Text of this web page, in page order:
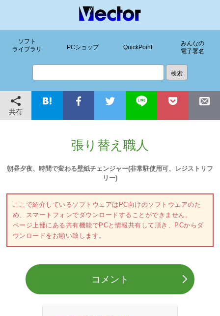
ソフト
ライブラリ
PCショップ QuickPoint
みんなの
電子署名
共有
張り替え職人
朝昼夕夜、時間で変わる壁紙チェンジャー(非常駐使用可、レジストリフ
リー)
ここで紹介しているソフトウェアはPC向けのソフトウェアのた
め、スマートフォンでダウンロードすることができません。
ページ上部にある共有機能でPCと情報共有して頂き、PCからダ
ウンロードをお願い致します。
コメント